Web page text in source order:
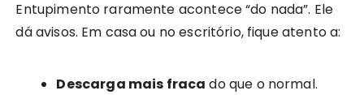
Entupimento raramente acontece “do nada”. Ele
dá avisos. Em casa ou no escritório, fique atento a:
Descarga mais fraca do que o normal.